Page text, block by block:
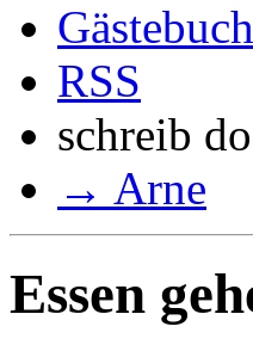
Gästebuch
RSS
schreib
→ Arne
Essen